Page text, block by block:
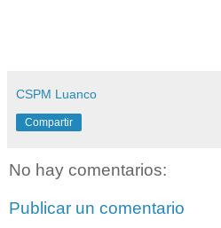
CSPM Luanco
Compartir
No hay comentarios:
Publicar un comentario